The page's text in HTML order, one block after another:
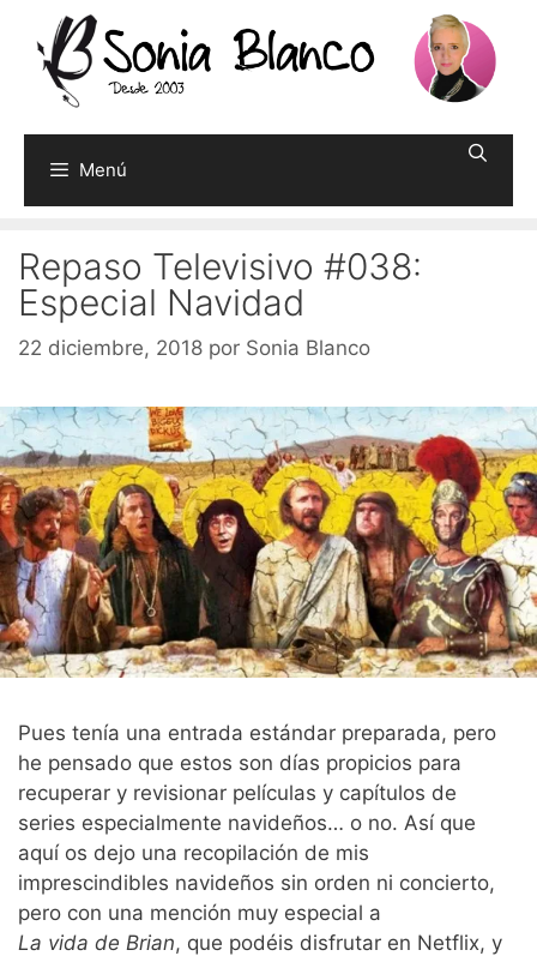
contenido
Menú
Repaso Televisivo #038:
Especial Navidad
22 diciembre, 2018 por Sonia Blanco
Pues tenía una entrada estándar preparada, pero
he pensado que estos son días propicios para
recuperar y revisionar películas y capítulos de
series especialmente navideños… o no. Así que
aquí os dejo una recopilación de mis
imprescindibles navideños sin orden ni concierto,
pero con una mención muy especial a
La vida de Brian, que podéis disfrutar en Netflix, y